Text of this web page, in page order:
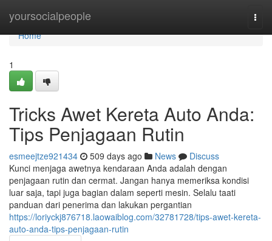
yoursocialpeople
Home
Home
1
Tricks Awet Kereta Auto Anda:
Tips Penjagaan Rutin
esmeejtze921434 509 days ago News
Discuss
Kunci menjaga awetnya kendaraan Anda adalah dengan
penjagaan rutin dan cermat. Jangan hanya memeriksa kondisi
luar saja, tapi juga bagian dalam seperti mesin. Selalu taati
panduan dari penerima dan lakukan pergantian
https://loriyckj876718.laowaiblog.com/32781728/tips-awet-kereta-
auto-anda-tips-penjagaan-rutin